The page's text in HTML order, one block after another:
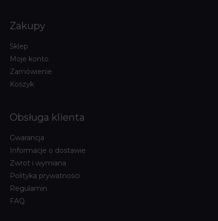
Zakupy
Sklep
Moje konto
Zamówienie
Koszyk
Obsługa klienta
Gwarancja
Informacje o dostawie
Zwrot i wymiana
Polityka prywatności
Regulamin
FAQ